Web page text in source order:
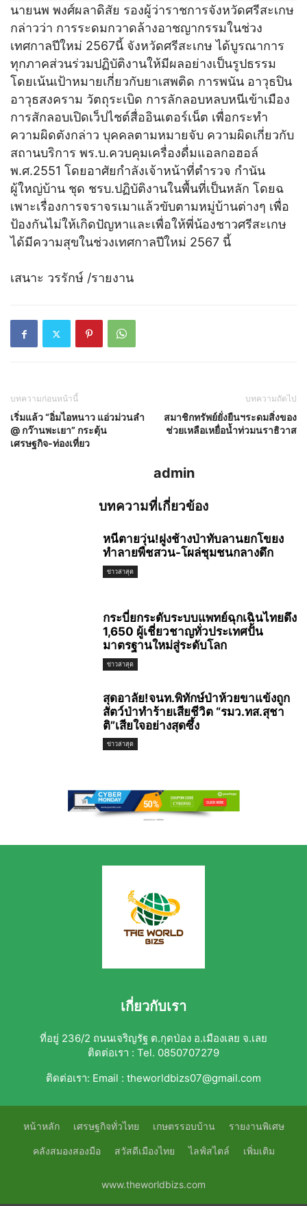
นายนพ พงศ์ผลาดิสัย รองผู้ว่าราชการจังหวัดศรีสะเกษ
กล่าวว่า การระดมกวาดล้างอาชญากรรมในช่วง
เทศกาลปีใหม่ 2567นี้ จังหวัดศรีสะเกษ ได้บูรณาการ
ทุกภาคส่วนร่วมปฏิบัติงานให้มีผลอย่างเป็นรูปธรรม
โดยเน้นเป้าหมายเกี่ยวกับยาเสพติด การพนัน อาวุธปิน
อาวุธสงคราม วัตถุระเบิด การลักลอบหลบหนีเข้าเมือง
การสักลอบเปิดเว็ปไชต์สื่ออินเตอร์เน็ต เพื่อกระทำ
ความผิดตังกล่าว บุคคลตามหมายจับ ความผิดเกี่ยวกับ
สถานบริการ พร.บ.ควบคุมเครื่องดื่มแอลกอฮอล์
พ.ศ.2551 โดยอาศัยกำลังเจ้าหน้าที่ตำรวจ กำนัน
ผู้ใหญ่บ้าน ชุด ชรบ.ปฏิบัติงานในพื้นที่เป็นหลัก โดยฉ
เพาะเรื่องการจราจรเมาแล้วขับตามหมู่บ้านต่างๆ เพื่อ
ป้องกันไม่ให้เกิดปัญหาและเพื่อให้พี่น้องชาวศรีสะเกษ
ได้มีความสุขในช่วงเทศกาลปีใหม่ 2567 นี้
เสนาะ วรรักษ์ /รายงาน
บทความก่อนหน้านี้
เริ่มแล้ว “อิ่มไอหนาว แอ่วม่วนลำ
@ กว๊านพะเยา” กระตุ้น
เศรษฐกิจ-ท่องเที่ยว
บทความถัดไป
สมาชิกทรัพย์ยั่งยืนฯระดมสิ่งของ
ช่วยเหลือเหยื่อน้ำท่วมนราธิวาส
admin
บทความที่เกี่ยวข้อง
หนีตายวุ่น!ฝูงช้างป่าทับลานยกโขยง
ทำลายพืชสวน-โผล่ชุมชนกลางดึก
ข่าวล่าสุด
กระบี่ยกระดับระบบแพทย์ฉุกเฉินไทยดึง
1,650 ผู้เชี่ยวชาญทั่วประเทศปั้น
มาตรฐานใหม่สู่ระดับโลก
ข่าวล่าสุด
สุดอาลัย!จนท.พิทักษ์ป่าห้วยขาแข้งถูก
สัตว์ป่าทำร้ายเสียชีวิต “รมว.ทส.สุชา
ติ”เสียใจอย่างสุดซึ้ง
ข่าวล่าสุด
เกี่ยวกับเรา
ที่อยู่ 236/2 ถนนเจริญรัฐ ต.กุดป่อง อ.เมืองเลย จ.เลย
ติดต่อเรา : Tel. 0850707279
ติดต่อเรา: Email : theworldbizs07@gmail.com
หน้าหลัก เศรษฐกิจทั่วไทย เกษตรรอบบ้าน รายงานพิเศษ
คลังสมองสองมือ สวัสดีเมืองไทย ไลฟ์สไตล์ เพิ่มเติม
www.theworldbizs.com